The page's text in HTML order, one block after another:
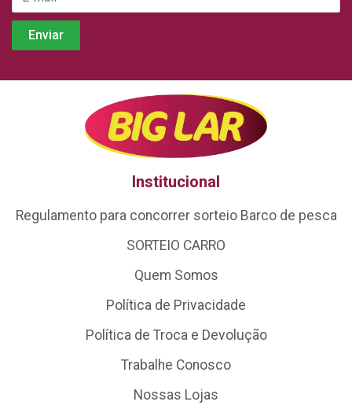
Institucional
Regulamento para concorrer sorteio Barco de pesca
SORTEIO CARRO
Quem Somos
Política de Privacidade
Política de Troca e Devolução
Trabalhe Conosco
Nossas Lojas